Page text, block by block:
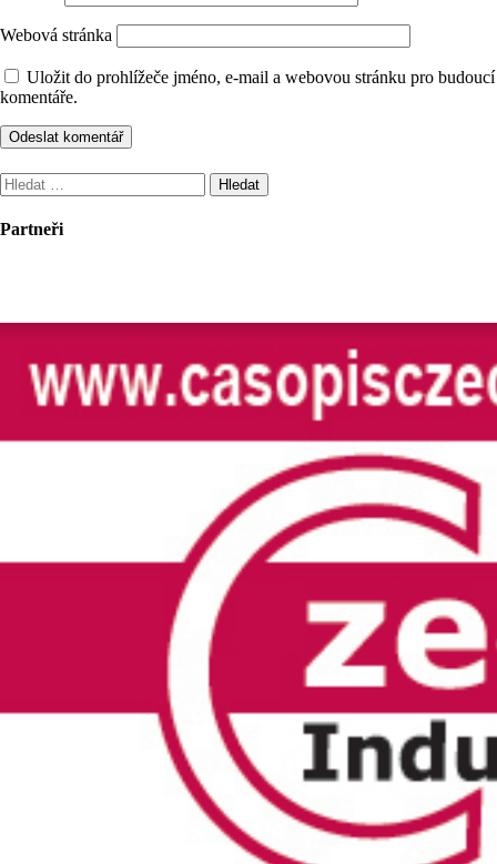
Webová stránka
Uložit do prohlížeče jméno, e-mail a webovou stránku pro budoucí
komentáře.
Vyhledávání
Partneři